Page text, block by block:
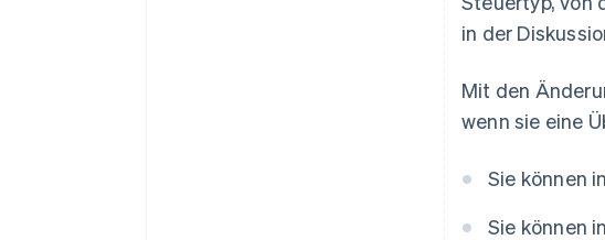
in der
Mit den
wenn sie eine
Sie können
Sie können